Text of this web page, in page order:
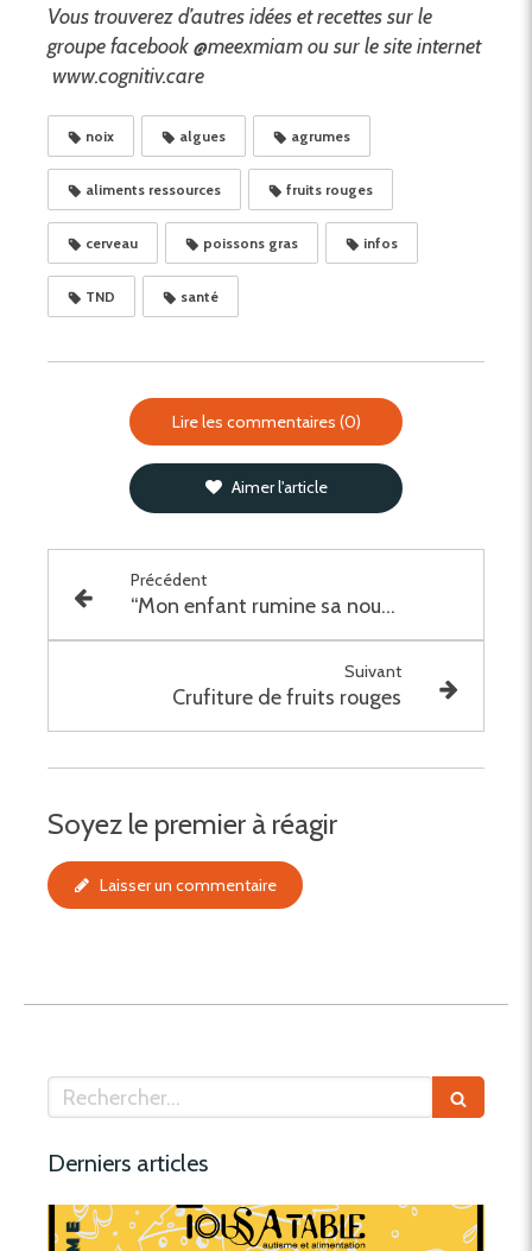
Vous trouverez d’autres idées et recettes sur le
groupe facebook @meexmiam ou sur le site internet
www.cognitiv.care
noix algues agrumes
aliments ressources fruits rouges
cerveau poissons gras infos
TND santé
Lire les commentaires (0)
Aimer l'article
Précédent
“Mon enfant rumine sa nourriture : Que faire ?”
Suivant
Crufiture de fruits rouges
Soyez le premier à réagir
Laisser un commentaire
Rechercher
Derniers articles